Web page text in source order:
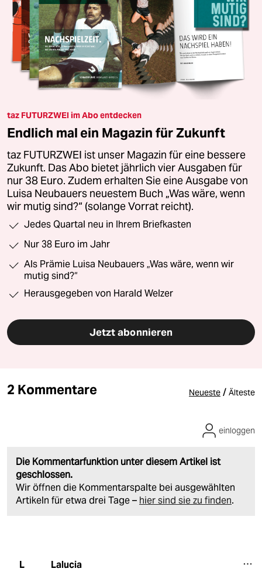
taz FUTURZWEI im Abo entdecken
Endlich mal ein Magazin für Zukunft
taz FUTURZWEI ist unser Magazin für eine bessere
Zukunft. Das Abo bietet jährlich vier Ausgaben für
nur 38 Euro. Zudem erhalten Sie eine Ausgabe von
Luisa Neubauers neuestem Buch „Was wäre, wenn
wir mutig sind?“ (solange Vorrat reicht).
Jedes Quartal neu in Ihrem Briefkasten
Nur 38 Euro im Jahr
Als Prämie Luisa Neubauers „Was wäre, wenn wir
mutig sind?“
Herausgegeben von Harald Welzer
Jetzt abonnieren
2 Kommentare Neueste / Älteste
Die Kommentarfunktion unter diesem Artikel ist
geschlossen.
Wir öffnen die Kommentarspalte bei ausgewählten
Artikeln für etwa drei Tage – hier sind sie zu finden.
einloggen
L Lalucia